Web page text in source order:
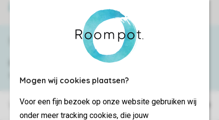
Mogen wij cookies plaatsen?
Voor een fijn bezoek op onze website gebruiken wij
onder meer tracking cookies, die jouw
Vakantieparken
Service & contact
veelgestelde vragenof neem